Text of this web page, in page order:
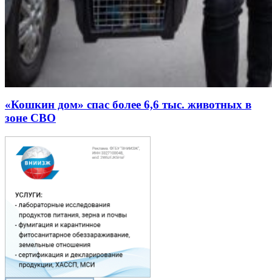
«Кошкин дом» спас более 6,6 тыс. животных в
зоне СВО